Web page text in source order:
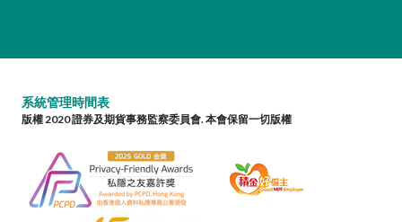
系統管理時間表
版權 2020 證券及期貨事務監察委員會. 本會保留一切版權